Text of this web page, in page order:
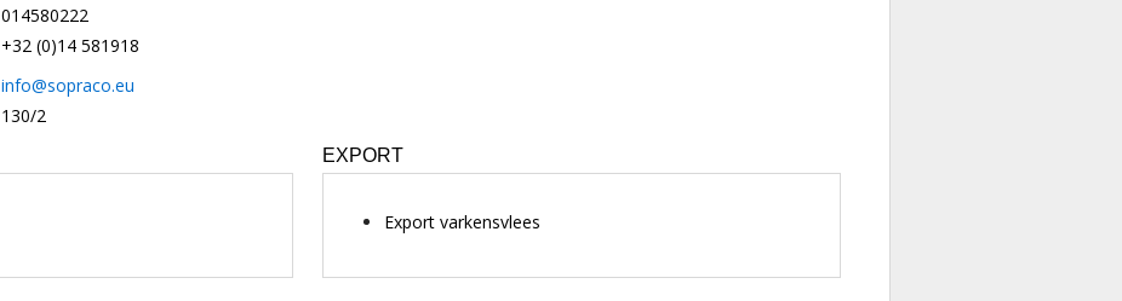
014580222
+32 (0)14 581918
info@sopraco.eu
130/2
EXPORT
Export varkensvlees